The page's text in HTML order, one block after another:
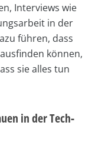
Interviews wie
in der
führen, dass
können,
sie alles tun
in der Tech-